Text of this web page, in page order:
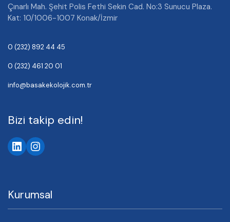
Çınarlı Mah. Şehit Polis Fethi Sekin Cad. No:3 Sunucu Plaza.
Kat: 10/1006-1007 Konak/İzmir
0 (232) 892 44 45
0 (232) 461 20 01
info@basakekolojik.com.tr
Bizi takip edin!
Kurumsal